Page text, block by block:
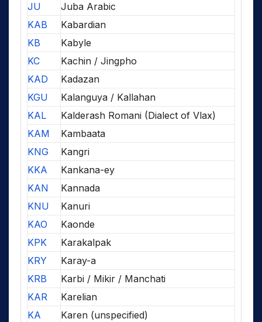
JU
Juba Arabic
KAB
Kabardian
KB
Kabyle
KC
Kachin / Jingpho
KAD
Kadazan
KGU
Kalanguya / Kallahan
KAL
Kalderash Romani (Dialect of Vlax)
KAM
Kambaata
KNG
Kangri
KKA
Kankana-ey
KAN
Kannada
KNU
Kanuri
KAO
Kaonde
KPK
Karakalpak
KRY
Karay-a
KRB
Karbi / Mikir / Manchati
KAR
Karelian
KA
Karen (unspecified)